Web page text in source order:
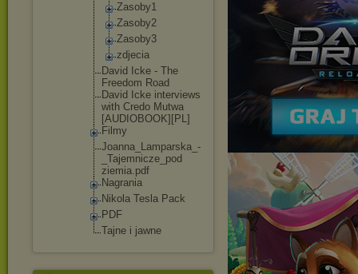
Zasoby1
Zasoby2
Zasoby3
zdjecia
David Icke - The
Freedom Road
David Icke interviews
with Credo Mutwa
[AUDIOBOOK] [PL]
Filmy
Joanna_Lamparska_-
_Tajemnicze_pod
ziemia.pdf
Nagrania
Nikola Tesla Pack
PDF
Tajne i jawne